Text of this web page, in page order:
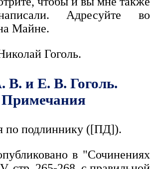
Адресуйте во
Майне.
Гоголь.
В. и Е. В. Гоголь.
Примечания
по подлиннику ([ПД]).
в "Сочинениях